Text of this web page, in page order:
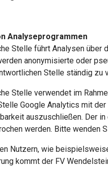
Analyseprogrammen
Stelle führt Analysen über
anonymisierte oder
Stelle ständig zu
Stelle verwendet im
Google Analytics mit
auszuschließen. Der
werden. Bitte wenden
Nutzern, wie
kommt der FV